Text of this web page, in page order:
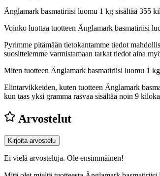
Änglamark basmatiriisi luomu 1 kg sisältää 355
Voinko luottaa tuotteen Änglamark basmatiriisi
Pyrimme pitämään tietokantamme tiedot
suosittelemme varmistamaan tarkat tiedot aina
Miten tuotteen Änglamark basmatiriisi luomu 1
Elintarvikkeiden, kuten tuotteen Änglamark
kun taas yksi gramma rasvaa sisältää noin 9
Arvostelut
Kirjoita arvostelu
Ei vielä arvosteluja. Ole ensimmäinen!